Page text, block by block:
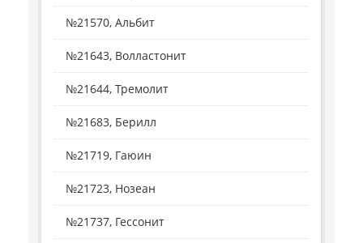
№21570, Альбит
№21643, Волластонит
№21644, Тремолит
№21683, Берилл
№21719, Гаюин
№21723, Нозеан
№21737, Гессонит